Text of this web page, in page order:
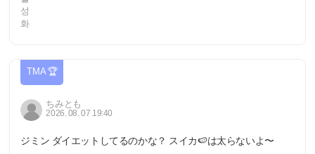
TMA 🏆
ちみとも
2026. 08. 07 19:40
ジミン ダイエットしてるのかな？ スイカ🍉は太らないよ〜